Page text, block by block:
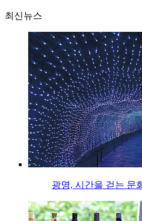
최신뉴스
광명, 시간을 걷는 문